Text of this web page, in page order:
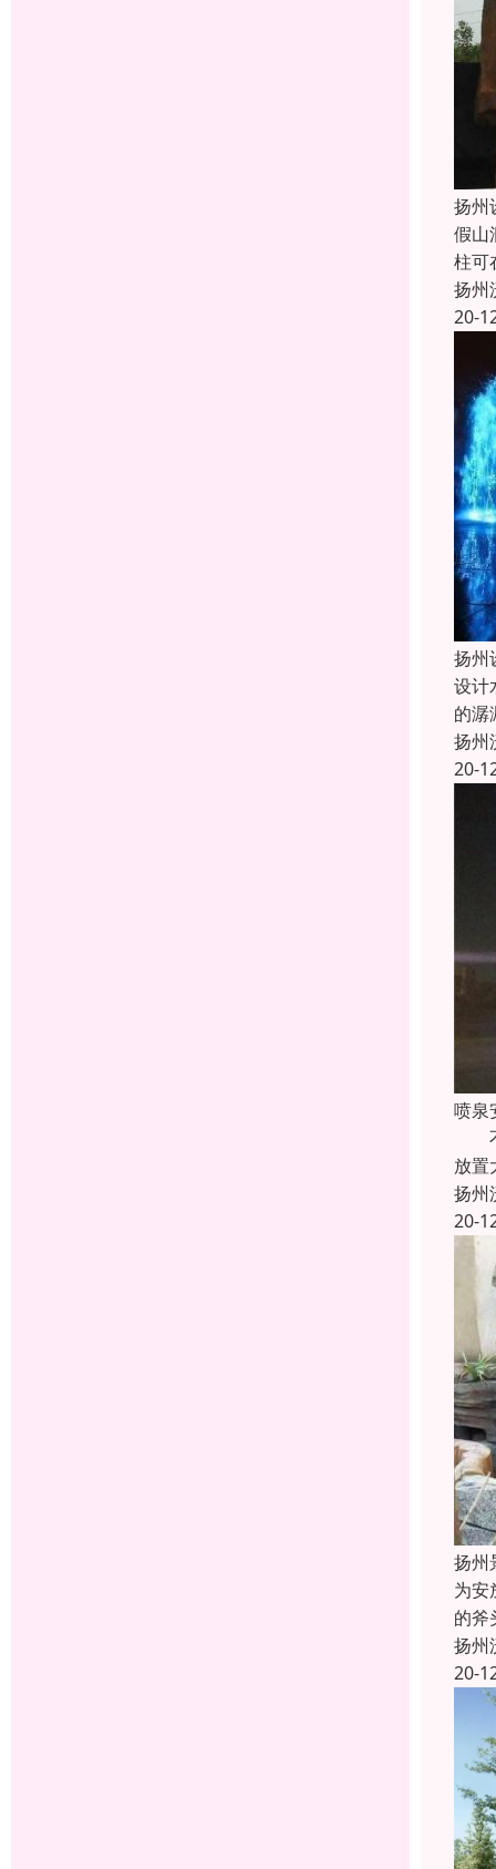
扬州
假山
柱可
扬州
20-
扬州
设计
的潺
扬州
20-
喷泉
不
放
扬州
20-
扬州
为安
的斧
扬州
20-